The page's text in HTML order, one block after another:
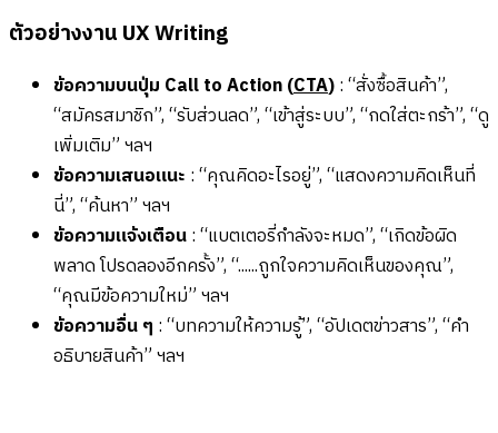
ตัวอย่างงาน UX Writing
ข้อความบนปุ่ม Call to Action (CTA): “สั่งซื้อสินค้า”,
“สมัครสมาชิก”, “รับส่วนลด”, “เข้าสู่ระบบ”, “กดใส่ตะกร้า”, “ดู
เพิ่มเติม” ฯลฯ
ข้อความเสนอแนะ : “คุณคิดอะไรอยู่”, “แสดงความคิดเห็นที่
นี่”, “ค้นหา” ฯลฯ
ข้อความแจ้งเตือน: “แบตเตอรี่กำลังจะหมด”, “เกิดข้อผิด
พลาด โปรดลองอีกครั้ง”, “......ถูกใจความคิดเห็นของคุณ”,
“คุณมีข้อความใหม่” ฯลฯ
ข้อความอื่น ๆ : “บทความให้ความรู้”, “อัปเดตข่าวสาร”, “คำ
อธิบายสินค้า” ฯลฯ